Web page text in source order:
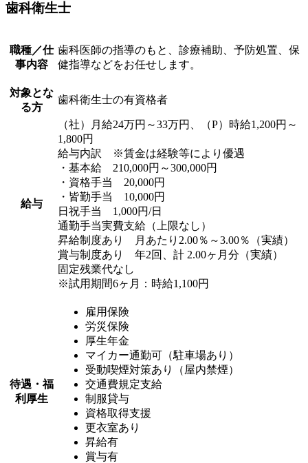
歯科衛生士
職種／仕
事内容
歯科医師の指導のもと、診療補助、予防処置、保
健指導などをお任せします。
対象とな
る方
歯科衛生士の有資格者
給与
（社）月給24万円～33万円、（P）時給1,200円～
1,800円
給与内訳 ※賃金は経験等により優遇
・基本給 210,000円～300,000円
・資格手当 20,000円
・皆勤手当 10,000円
日祝手当 1,000円/日
通勤手当実費支給（上限なし）
昇給制度あり 月あたり2.00％～3.00％（実績）
賞与制度あり 年2回、計 2.00ヶ月分（実績）
固定残業代なし
※試用期間6ヶ月：時給1,100円
待遇・福
利厚生
雇用保険
労災保険
厚生年金
マイカー通勤可（駐車場あり）
受動喫煙対策あり（屋内禁煙）
交通費規定支給
制服貸与
資格取得支援
更衣室あり
昇給有
賞与有